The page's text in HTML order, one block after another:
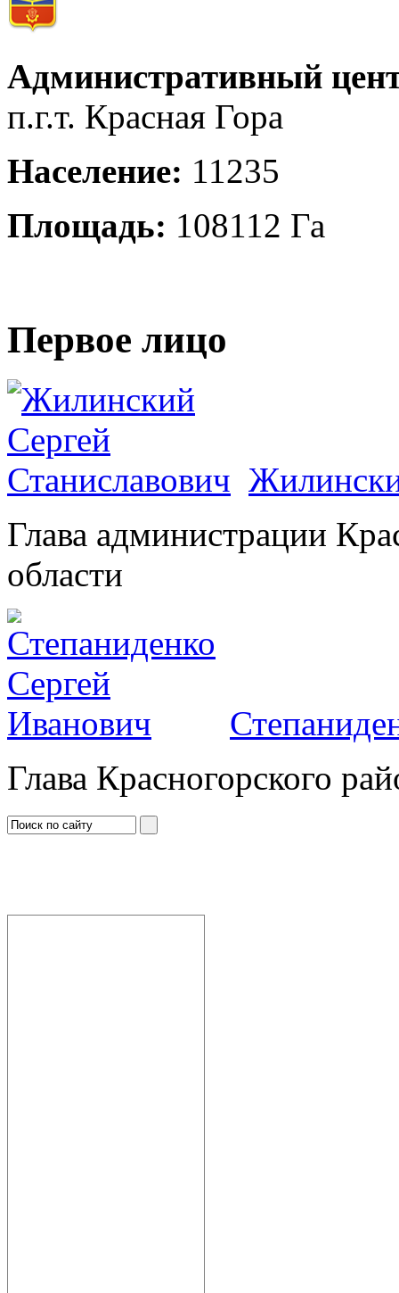
Административный
п.г.т. Красная Гора
Население: 11235
Площадь: 108112 Га
Первое лицо
Глава администрации
области
Глава Красногорского